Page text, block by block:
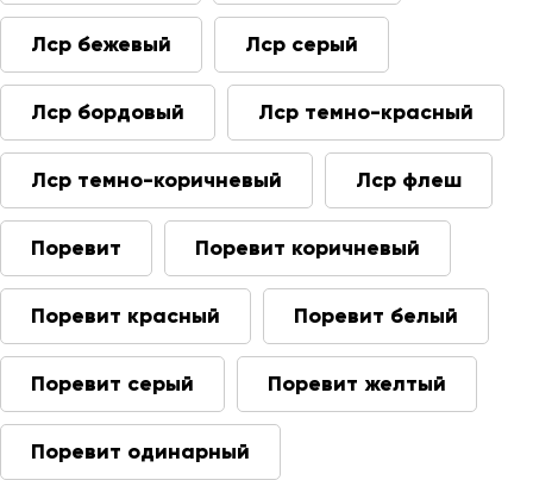
Лср бежевый Лср серый
Лср бордовый Лср темно-красный
Лср темно-коричневый Лср флеш
Поревит Поревит коричневый
Поревит красный Поревит белый
Поревит серый Поревит желтый
Поревит одинарный